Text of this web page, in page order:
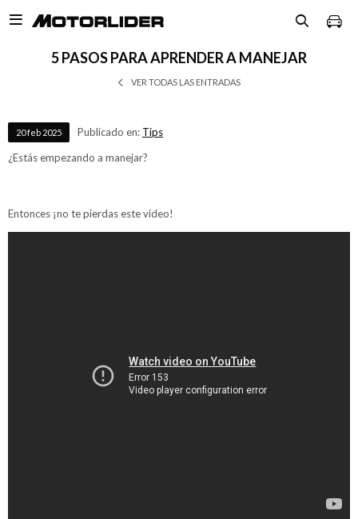

5 PASOS PARA APRENDER A MANEJAR
VER TODAS LAS ENTRADAS
20feb 2025 Publicado en: Tips
¿Estás empezando a manejar?
Entonces ¡no te pierdas este video!